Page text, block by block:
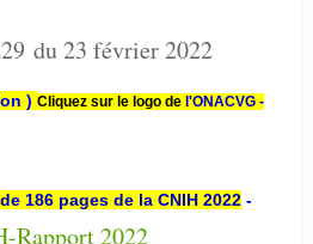
du 23 février 2022
) Cliquez sur le logo de l'ONACVG -
186 pages de la CNIH 2022 -